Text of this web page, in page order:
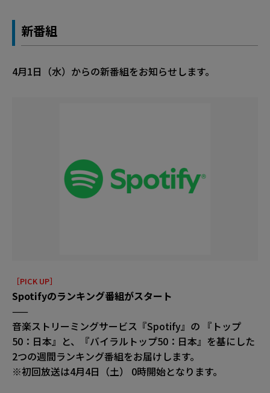
新番組
4月1日（水）からの新番組をお知らせします。
［PICK UP］
Spotifyのランキング番組がスタート
——
音楽ストリーミングサービス『Spotify』の 『トップ
50：日本』と、『バイラルトップ50：日本』を基にした
2つの週間ランキング番組をお届けします。
※初回放送は4月4日（土） 0時開始となります。